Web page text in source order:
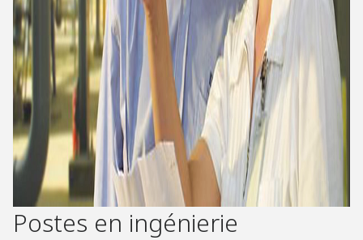
Postes en ingénierie